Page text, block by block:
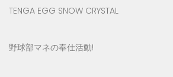
TENGA EGG SNOW CRYSTAL
野球部マネの奉仕活動!